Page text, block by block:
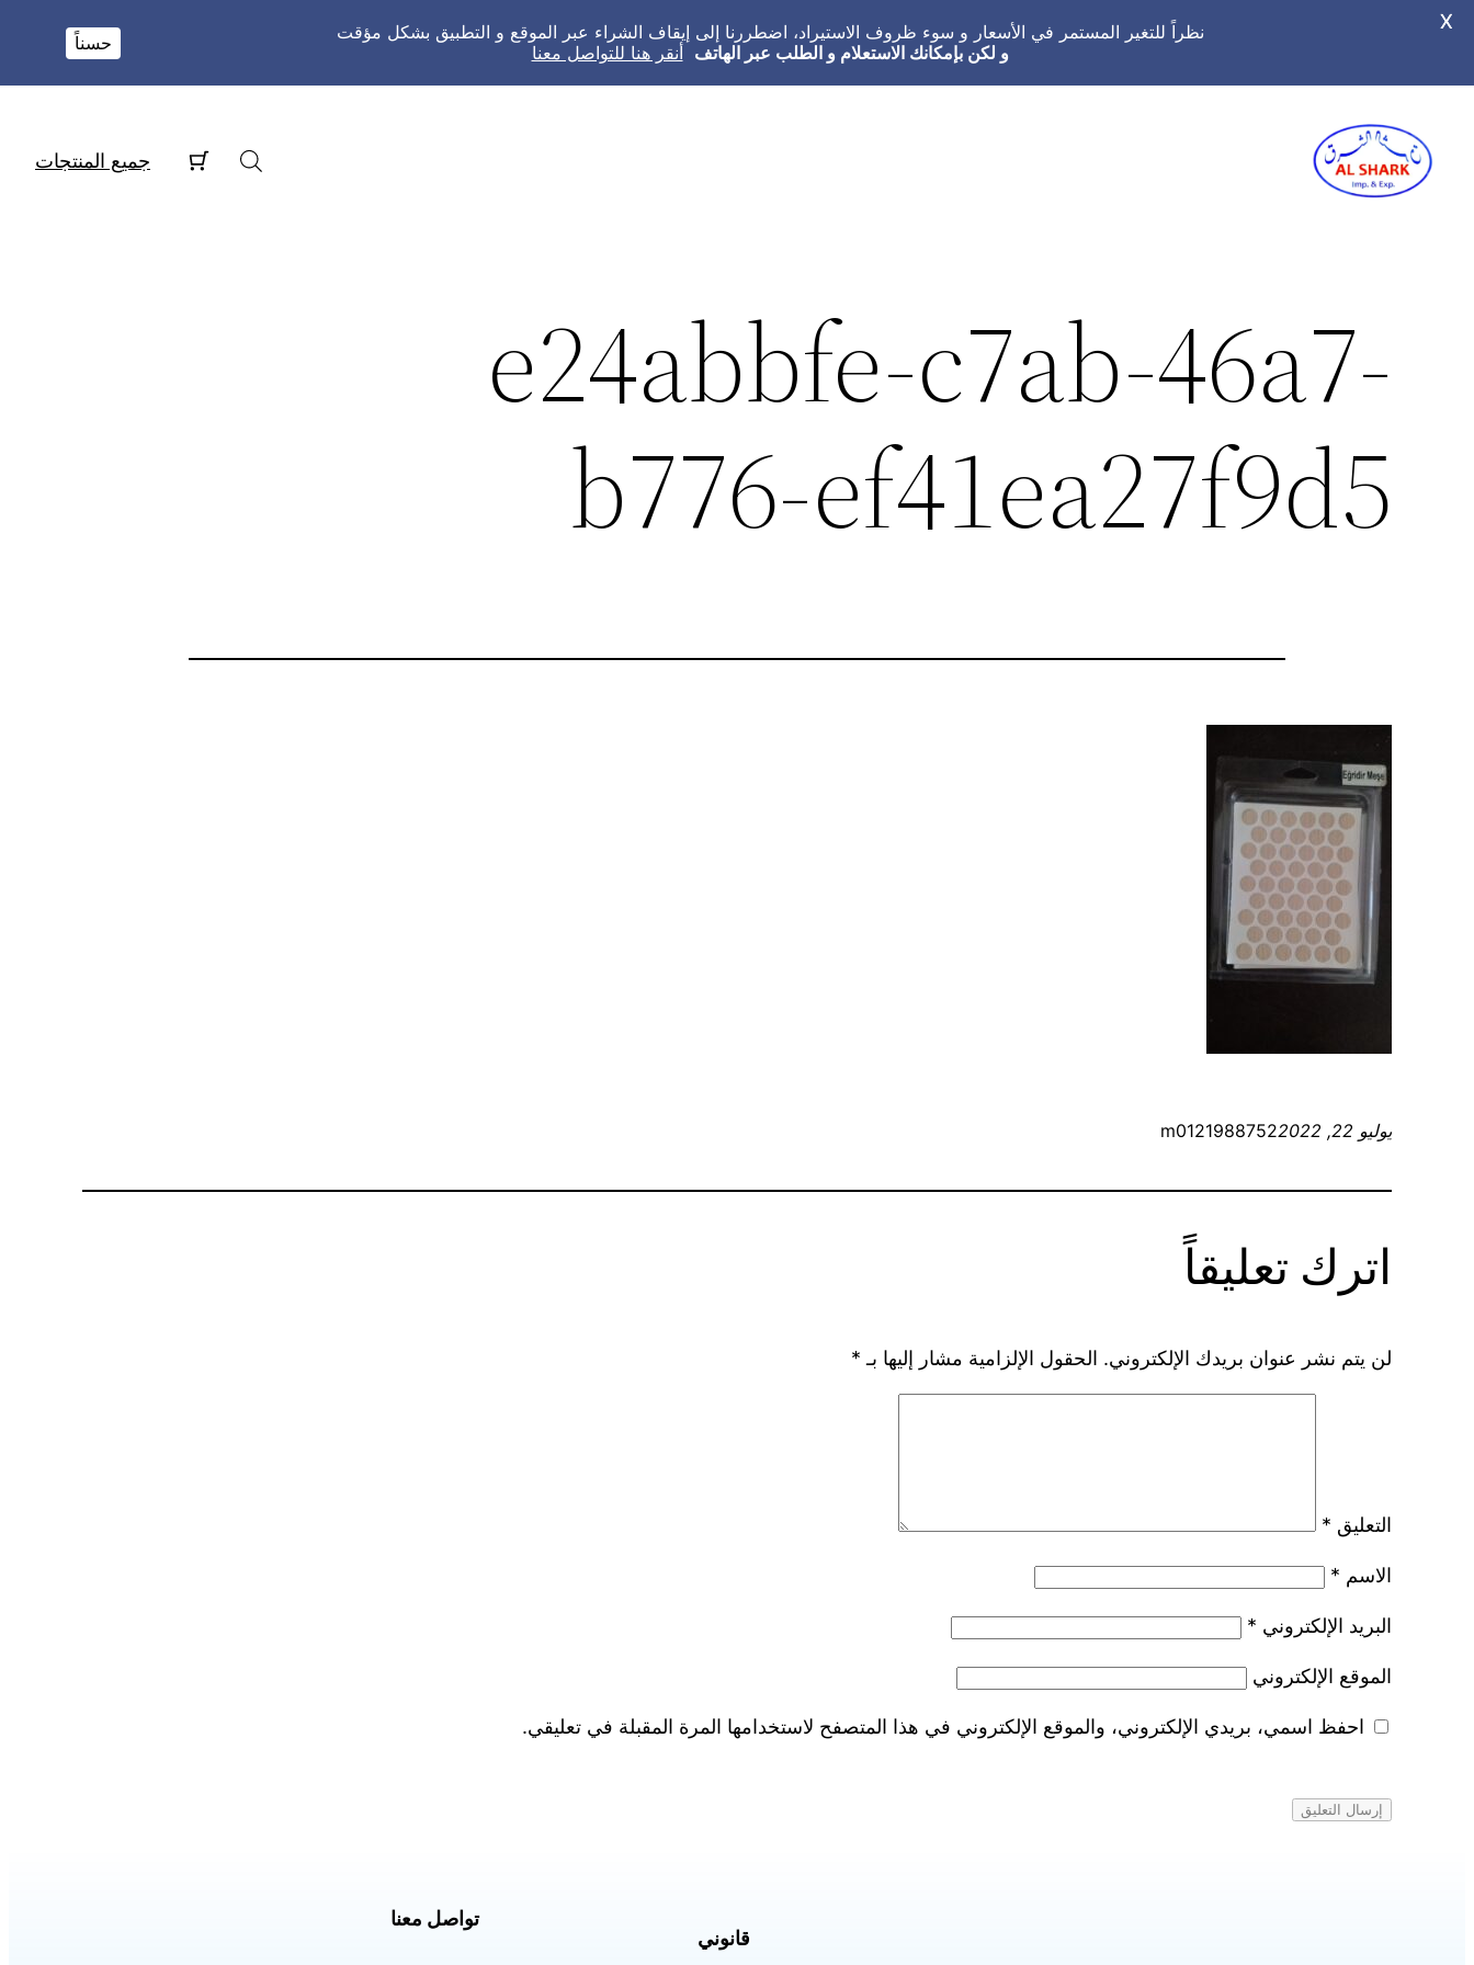
المحتوى
جميع المنتجات
e24abbfe-c7ab-46a7-
b776-ef41ea27f9d5
يوليو 22, 2022 m0121988752
اترك تعليقاً
لن يتم نشر عنوان بريدك الإلكتروني. الحقول الإلزامية مشار إليها بـ *
التعليق *
الاسم *
البريد الإلكتروني *
الموقع الإلكتروني
احفظ اسمي، بريدي الإلكتروني، والموقع الإلكتروني في هذا المتصفح لاستخدامها المرة المقبلة في تعليقي.
قانوني
تواصل معنا
نظراً للتغير المستمر في الأسعار و سوء ظروف الاستيراد، اضطررنا إلى إيقاف الشراء عبر الموقع و التطبيق بشكل مؤقت
و لكن بإمكانك الاستعلام و الطلب عبر الهاتف أنقر هنا للتواصل معنا حسناً
X